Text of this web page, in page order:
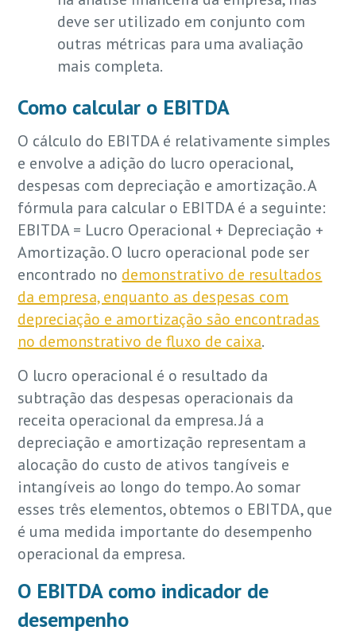
deve ser utilizado em conjunto com
outras métricas para uma avaliação
mais completa.
Como calcular o EBITDA
O cálculo do EBITDA é relativamente simples
e envolve a adição do lucro operacional,
despesas com depreciação e amortização. A
fórmula para calcular o EBITDA é a seguinte:
EBITDA = Lucro Operacional + Depreciação +
Amortização. O lucro operacional pode ser
encontrado no demonstrativo de resultados
da empresa, enquanto as despesas com
depreciação e amortização são encontradas
no demonstrativo de fluxo de caixa.
O lucro operacional é o resultado da
subtração das despesas operacionais da
receita operacional da empresa. Já a
depreciação e amortização representam a
alocação do custo de ativos tangíveis e
intangíveis ao longo do tempo. Ao somar
esses três elementos, obtemos o EBITDA, que
é uma medida importante do desempenho
operacional da empresa.
O EBITDA como indicador de
desempenho